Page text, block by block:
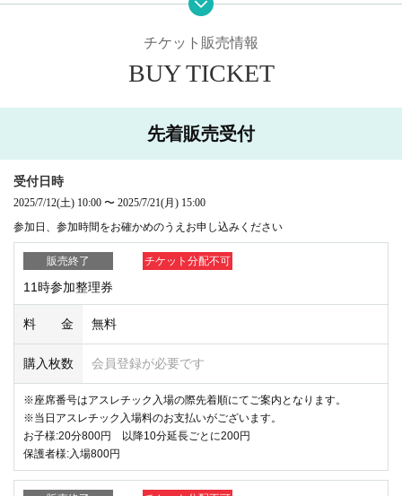
ヒーロー登場日に関して、以下の内容をご確認ください。
ざいます。予めご了承お願いします。
多くのお客様にご観覧いただくため、整理券は一家族様1日1枚までとさ
以下の場合は整理券が無効となります。あらかじめご了承お願いいたし
ます。
・整理券を提示できない場合
・該当日以外の整理券をお持ちの場合
・開始時刻までにご入場いただけない場合
・同一グループ、ご家族で整理券を複数お持ちの場合
【撮影・ご観覧について】
整理券番号順に観覧席をご用意してあります。
お写真、動画ともに撮影可能です。撮影時は周りのお客様の映り込みに
ご配慮ください。
安全上、三脚や自撮り棒を用いての撮影はご遠慮ください。
撮影される際は周りのお客様へご配慮いただき、カメラをご自身の手に
持った状態で撮影ください。
チケット販売情報
BUY TICKET
先着販売受付
受付日時
2025/7/12(土) 10:00 〜 2025/7/21(月) 15:00
参加日、参加時間をお確かめのうえお申し込みください
販売終了 チケット分配不可
11時参加整理券
料 金 無料
購入枚数 会員登録が必要です
※座席番号はアスレチック入場の際先着順にてご案内となります。
※当日アスレチック入場料のお支払いがございます。
お子様:20分800円 以降10分延長ごとに200円
保護者様:入場800円